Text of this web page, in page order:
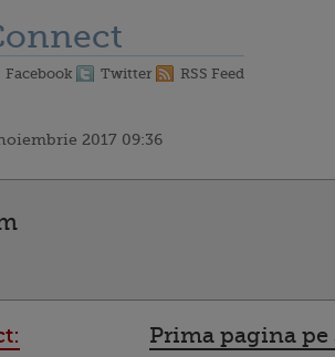
Facebook Twitter RSS Feed
noiembrie 2017 09:36
Prima pagina pe